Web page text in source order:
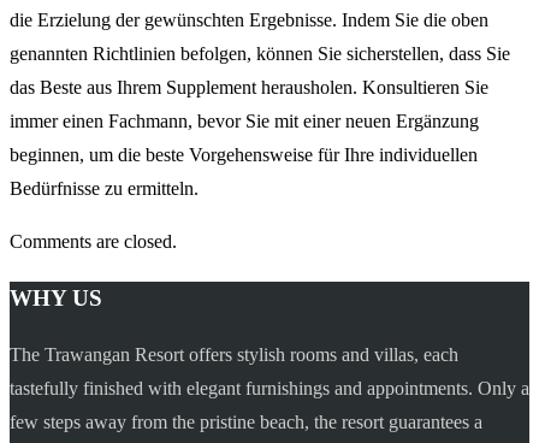
die Erzielung der gewünschten Ergebnisse. Indem Sie die oben
genannten Richtlinien befolgen, können Sie sicherstellen, dass Sie
das Beste aus Ihrem Supplement herausholen. Konsultieren Sie
immer einen Fachmann, bevor Sie mit einer neuen Ergänzung
beginnen, um die beste Vorgehensweise für Ihre individuellen
Bedürfnisse zu ermitteln.
Comments are closed.
WHY US
The Trawangan Resort offers stylish rooms and villas, each
tastefully finished with elegant furnishings and appointments. Only a
few steps away from the pristine beach, the resort guarantees a